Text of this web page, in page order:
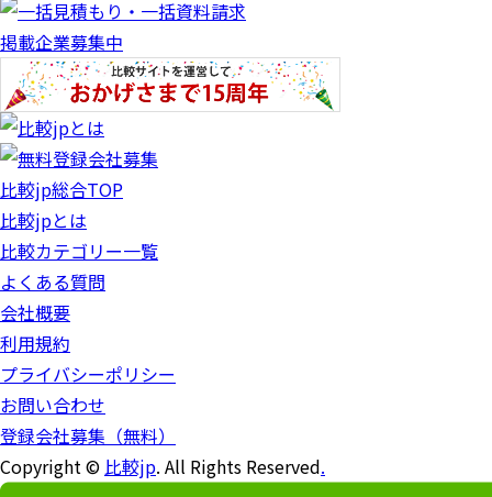
掲載企業募集中
比較jp総合TOP
比較jpとは
比較カテゴリー一覧
よくある質問
会社概要
利用規約
プライバシーポリシー
お問い合わせ
登録会社募集（無料）
Copyright ©比較jp. All Rights Reserved.